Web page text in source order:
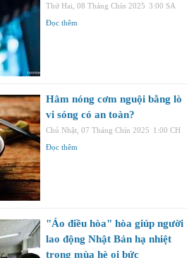
Thứ Hai, 08 Tháng Chín 2025 3:00 SA
Đọc thêm
Hâm nóng cơm nguội bằng lò
vi sóng có an toàn?
Chủ Nhật, 07 Tháng Chín 2025 1:00 CH
Đọc thêm
"Áo điều hòa" hòa giúp người
lao động Nhật Bản hạ nhiệt
trong mùa hè oi bức